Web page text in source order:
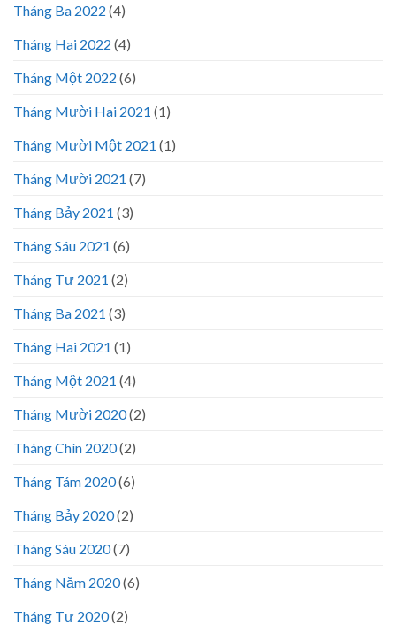
Tháng Ba 2022 (4)
Tháng Hai 2022 (4)
Tháng Một 2022 (6)
Tháng Mười Hai 2021 (1)
Tháng Mười Một 2021 (1)
Tháng Mười 2021 (7)
Tháng Bảy 2021 (3)
Tháng Sáu 2021 (6)
Tháng Tư 2021 (2)
Tháng Ba 2021 (3)
Tháng Hai 2021 (1)
Tháng Một 2021 (4)
Tháng Mười 2020(2)
Tháng Chín 2020(2)
Tháng Tám 2020(6)
Tháng Bảy 2020(2)
Tháng Sáu 2020(7)
Tháng Năm 2020(6)
Tháng Tư 2020(2)